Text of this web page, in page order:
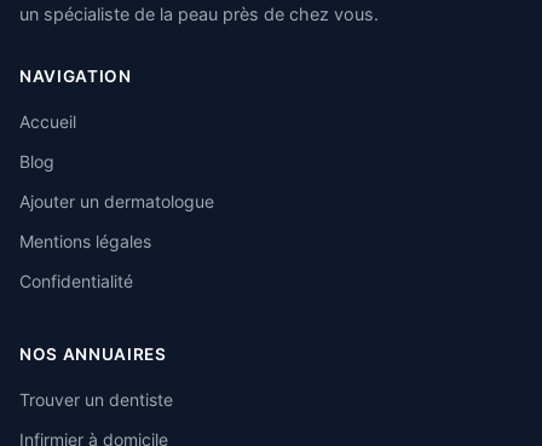
un spécialiste de la peau près de chez vous.
NAVIGATION
Accueil
Blog
Ajouter un dermatologue
Mentions légales
Confidentialité
NOS ANNUAIRES
Trouver un dentiste
Infirmier à domicile